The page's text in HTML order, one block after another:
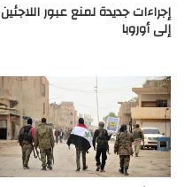
إجراءات جديدة لمنع عبور اللاجئين
إلى أوروبا